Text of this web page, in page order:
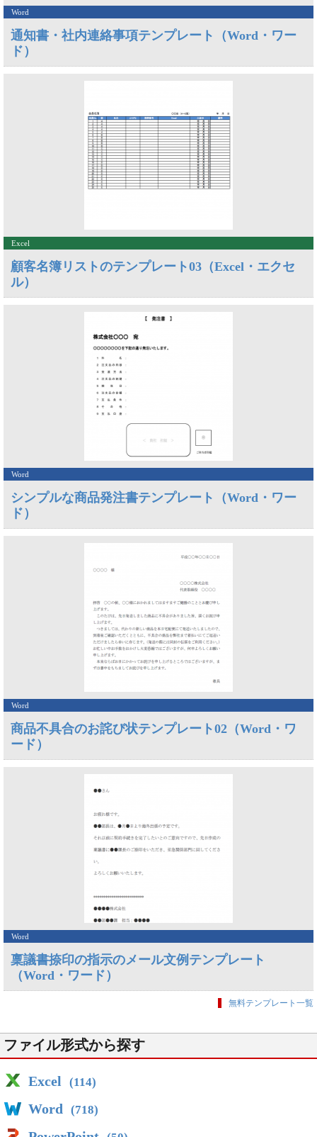
Word
通知書・社内連絡事項テンプレート（Word・ワー
ド）
Excel
顧客名簿リストのテンプレート03（Excel・エクセ
ル）
Word
シンプルな商品発注書テンプレート（Word・ワー
ド）
Word
商品不具合のお詫び状テンプレート02（Word・ワ
ード）
Word
稟議書捺印の指示のメール文例テンプレート
（Word・ワード）
無料テンプレート一覧
ファイル形式から探す
Excel (114)
Word (718)